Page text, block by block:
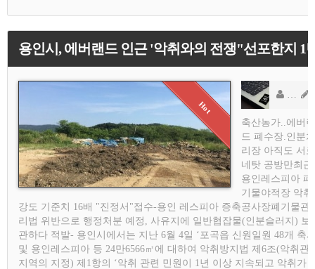
용인시, 에버랜드 인근 '악취와의 전쟁"선포한지 1
용
축산농가..에버랜
드 폐수장.인분처
리장 아직도 서로
네탓 공방만최근
용인레스피아 폐
기물야적장 악취
강도 기준치 16배 "진정서"접수-용인 레스피아 증축공사장폐기물관
리법 위반으로 행정처분 예정, 사유지에 일반협잡물(인분슬러지) 보
관하다 적발- 용인시에서는 지난 6월 4일 ‘포곡읍 신원일원 48개 축
및 용인레스피아 등 24만6566㎡에 대하여 악취방지법 제6조(악취관
지역의 지정) 제1항의 ‘악취 관련 민원이 1년 이상 지속되고 악취가